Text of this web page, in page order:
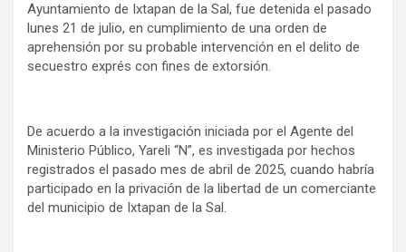
Ayuntamiento de Ixtapan de la Sal, fue detenida el pasado
lunes 21 de julio, en cumplimiento de una orden de
aprehensión por su probable intervención en el delito de
secuestro exprés con fines de extorsión.
De acuerdo a la investigación iniciada por el Agente del
Ministerio Público, Yareli “N”, es investigada por hechos
registrados el pasado mes de abril de 2025, cuando habría
participado en la privación de la libertad de un comerciante
del municipio de Ixtapan de la Sal.